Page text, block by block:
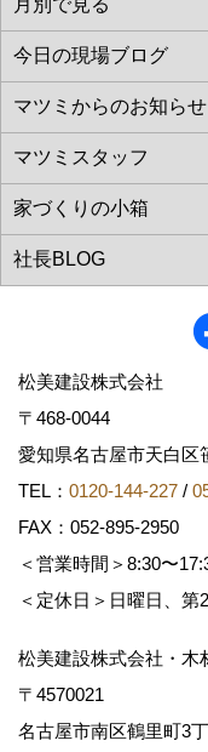
松美建設株式会社
〒468-0044
愛知県名古屋市天白
TEL： 0120-144-227 /
FAX：052-895-2950
＜営業時間＞8:30〜
＜定休日＞日曜日、第
松美建設株式会社・木
〒4570021
名古屋市南区鶴里町3